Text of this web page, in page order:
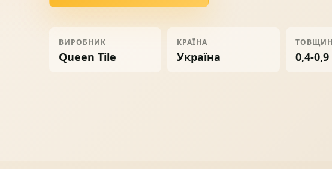
07 Солнце защита
ВИРОБНИК
Queen Tile
КРАЇНА
Україна 0,4-